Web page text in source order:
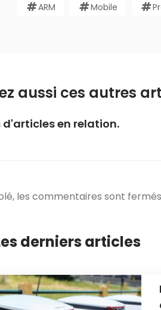
ARM Mobile
aussi ces autres
d'articles en relation.
les commentaires sont
derniers articles